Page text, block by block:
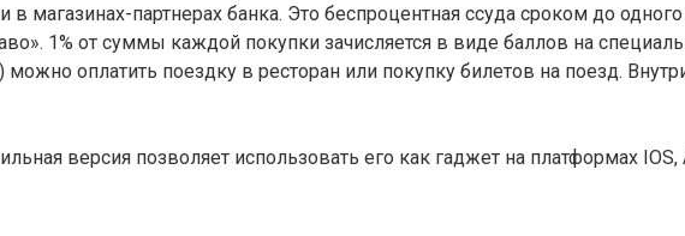
партнерах банка. Это беспроцентная ссуда сроком до одного
1% от суммы каждой покупки зачисляется в виде баллов на
оплатить поездку в ресторан или покупку билетов на поезд.
версия позволяет использовать его как гаджет на платформах IOS,